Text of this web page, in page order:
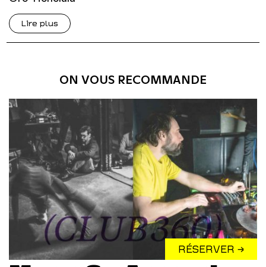
Lire plus
ON VOUS RECOMMANDE
RÉSERVER →